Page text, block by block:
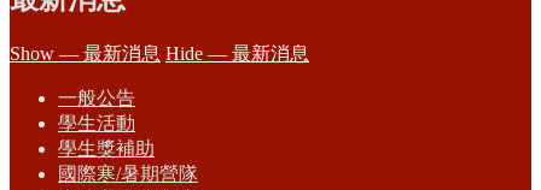
Show — 最新消息 Hide — 最新消息
一般公告
學生活動
學生獎補助
國際寒/暑期營隊